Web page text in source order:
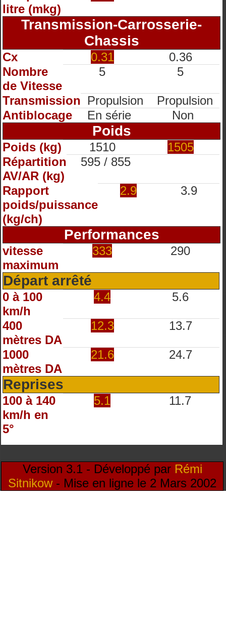
litre (mkg)
Transmission-Carrosserie-
Chassis
Cx 0.31
0.36
Nombre
de Vitesse
5 5
Transmission Propulsion
Propulsion
Antiblocage
En série Non
Poids
Poids (kg) 1510
1505
Répartition
AV/AR (kg)
595 / 855
Rapport
poids/puissance
(kg/ch)
2.9 3.9
Performances
vitesse
maximum
333 290
Départ arrêté
0 à 100
km/h
4.4 5.6
400
mètres DA
12.3 13.7
1000
mètres DA
21.6 24.7
Reprises
100 à 140
km/h en
5°
5.1 11.7
Version 3.1 - Développé par Rémi
Sitnikow- Mise en ligne le 2 Mars 2002